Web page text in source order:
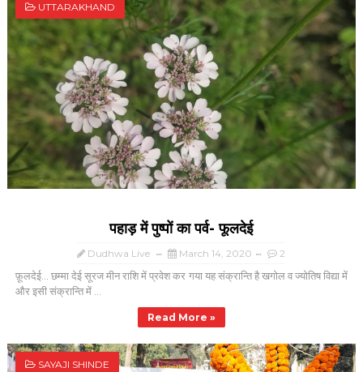
UTTARAKHAND
पहाड़ में पुष्पों का पर्व- फूलदेई
Dudhwa Live March 14, 2020 2
फ़ूलदेई... छम्मा देई सूरज मीन राशि में प्रवेश कर गया यह संक्रान्ति है खगोल व ज्योतिष विद्या में
और इसी संक्रान्ति में ...
Read More »
SAYAJI SHINDE